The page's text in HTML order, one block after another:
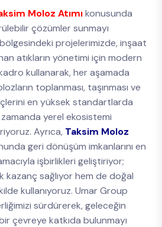
Moloz Atımıkonusunda
çözümler sunmayı
bölgesindeki projelerimizde, inşaat
atıkların yönetimi için modern
kullanarak, her aşamada
toplanması, taşınması ve
en yüksek standartlarda
yerel ekosistemi
Ayrıca, Taksim Moloz
geri dönüşüm imkanlarını en
işbirlikleri geliştiriyor;
kazanç sağlıyor hem de doğal
kullanıyoruz. Umar Group
sürdürerek, geleceğin
çevreye katkıda bulunmayı